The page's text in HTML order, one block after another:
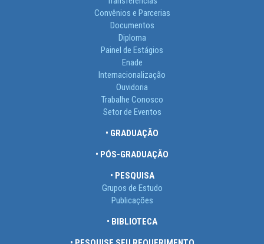
Convênios e Parcerias
Documentos
Diploma
Painel de Estágios
Enade
Internacionalização
Ouvidoria
Trabalhe Conosco
Setor de Eventos
• GRADUAÇÃO
• PÓS-GRADUAÇÃO
• PESQUISA
Grupos de Estudo
Publicações
• BIBLIOTECA